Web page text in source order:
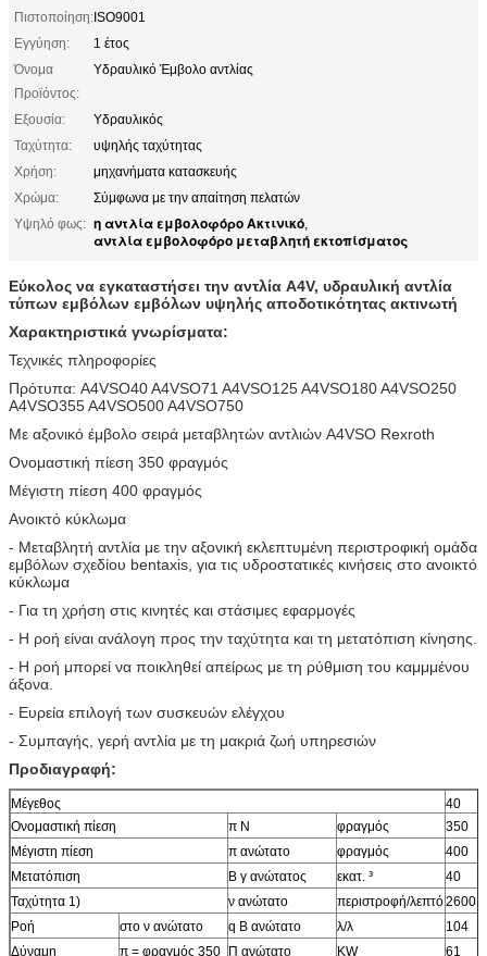
Πιστοποίηση:ISO9001
Εγγύηση:
1 έτος
Όνομα
Προϊόντος:
Υδραυλικό Έμβολο αντλίας
Εξουσία:
Υδραυλικός
Ταχύτητα:
υψηλής ταχύτητας
Χρήση:
μηχανήματα κατασκευής
Χρώμα:
Σύμφωνα με την απαίτηση πελατών
Υψηλό φως: η αντλία εμβολοφόρο Ακτινικό,
αντλία εμβολοφόρο μεταβλητή εκτοπίσματος
Εύκολος να εγκαταστήσει την αντλία A4V, υδραυλική αντλία
τύπων εμβόλων εμβόλων υψηλής αποδοτικότητας ακτινωτή
Χαρακτηριστικά γνωρίσματα:
Τεχνικές πληροφορίες
Πρότυπα: A4VSO40 A4VSO71 A4VSO125 A4VSO180 A4VSO250
A4VSO355 A4VSO500 A4VSO750
Με αξονικό έμβολο σειρά μεταβλητών αντλιών A4VSO Rexroth
Ονομαστική πίεση 350 φραγμός
Μέγιστη πίεση 400 φραγμός
Ανοικτό κύκλωμα
- Μεταβλητή αντλία με την αξονική εκλεπτυμένη περιστροφική ομάδα
εμβόλων σχεδίου bentaxis, για τις υδροστατικές κινήσεις στο ανοικτό
κύκλωμα
- Για τη χρήση στις κινητές και στάσιμες εφαρμογές
- Η ροή είναι ανάλογη προς την ταχύτητα και τη μετατόπιση κίνησης.
- Η ροή μπορεί να ποικληθεί απείρως με τη ρύθμιση του καμμμένου
άξονα.
- Ευρεία επιλογή των συσκευών ελέγχου
- Συμπαγής, γερή αντλία με τη μακριά ζωή υπηρεσιών
Προδιαγραφή:
Μέγεθος
40
Ονομαστική πίεση
π Ν φραγμός
350
Μέγιστη πίεση
π ανώτατο φραγμός
400
Μετατόπιση
Β γ ανώτατος εκατ. ³
40
Ταχύτητα 1)
ν ανώτατο περιστροφή/λεπτό2600
Ροή
στο ν ανώτατο q Β ανώτατο λ/λ
104
Δύναμη
π = φραγμός 350 Π ανώτατο KW 61